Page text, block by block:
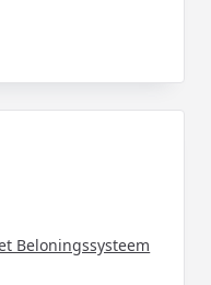
Beloningssysteem